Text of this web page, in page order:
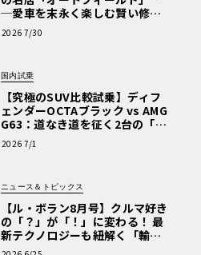
─愛車を末永く楽しむ賢い修理
術と、プロがフックス製オイル
を選ぶ理由〈PR〉
2026 7/30
国内試乗
【究極のSUV比較試乗】ディフ
ェンダーOCTAブラック vs AMG
G63：道なき道を征く2台の「対
極的アプローチ」
2026 7/1
ニュース＆トピックス
【ル・ボラン8月号】クルマ好き
の「？」が「！」に変わる！ 最
新テクノロジーも紐解く「輸入
車Q&A」